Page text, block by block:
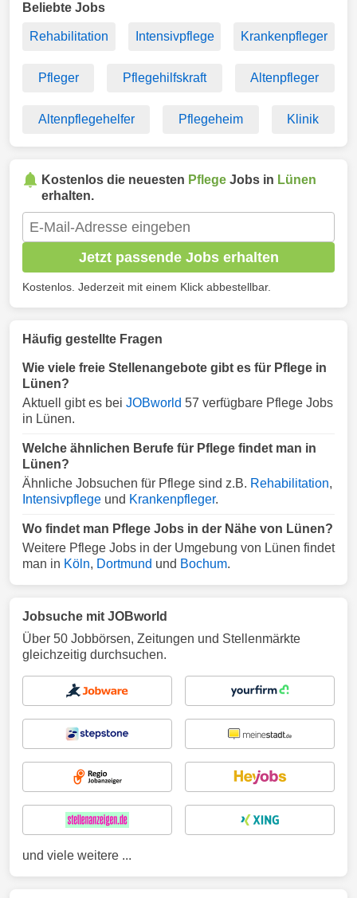
Beliebte Jobs
Rehabilitation Intensivpflege Krankenpfleger
Pfleger Pflegehilfskraft Altenpfleger
Altenpflegehelfer Pflegeheim Klinik
Kostenlos die neuesten Pflege Jobs in Lünen
erhalten.
Jetzt passende Jobs erhalten
Kostenlos. Jederzeit mit einem Klick abbestellbar.
Häufig gestellte Fragen
Wie viele freie Stellenangebote gibt es für Pflege in
Lünen?
Aktuell gibt es bei JOBworld 57 verfügbare Pflege Jobs
in Lünen.
Welche ähnlichen Berufe für Pflege findet man in
Lünen?
Ähnliche Jobsuchen für Pflege sind z.B. Rehabilitation,
Intensivpflege und Krankenpfleger.
Wo findet man Pflege Jobs in der Nähe von Lünen?
Weitere Pflege Jobs in der Umgebung von Lünen findet
man in Köln, Dortmund und Bochum.
Jobsuche mit JOBworld
Über 50 Jobbörsen, Zeitungen und Stellenmärkte
gleichzeitig durchsuchen.
und viele weitere ...